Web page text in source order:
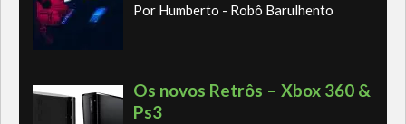
Por Humberto - Robô Barulhento
Os novos Retrôs – Xbox 360 &
Ps3